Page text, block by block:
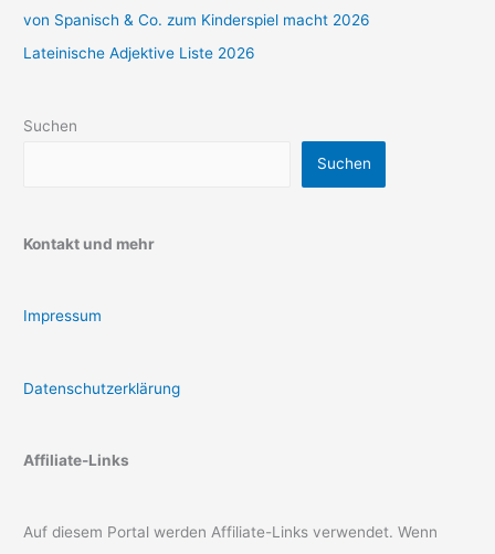
von Spanisch & Co. zum Kinderspiel macht 2026
Lateinische Adjektive Liste 2026
Suchen
Suchen
Kontakt und mehr
Impressum
Datenschutzerklärung
Affiliate-Links
Auf diesem Portal werden Affiliate-Links verwendet. Wenn